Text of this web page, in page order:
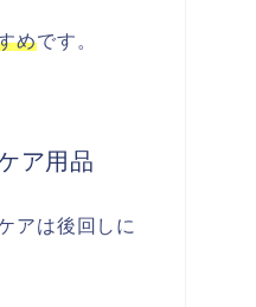
めです。
ア用品
アは後回しに